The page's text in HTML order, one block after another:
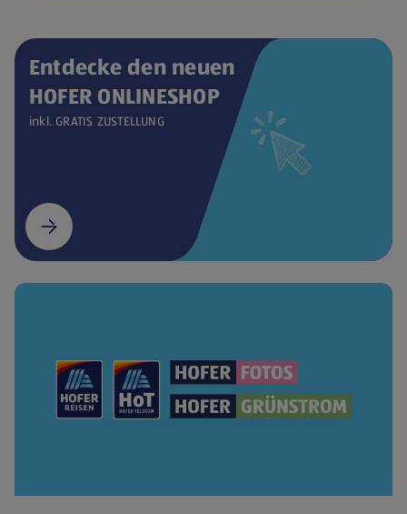
Entdecke den neuen
HOFER ONLINESHOP
inkl. GRATIS ZUSTELLUNG
(öffnet in einem neuen Tab)